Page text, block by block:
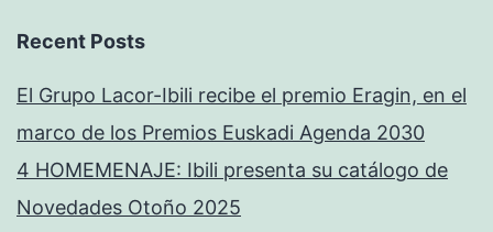
Recent Posts
El Grupo Lacor-Ibili recibe el premio Eragin, en el
marco de los Premios Euskadi Agenda 2030
4 HOMEMENAJE: Ibili presenta su catálogo de
Novedades Otoño 2025